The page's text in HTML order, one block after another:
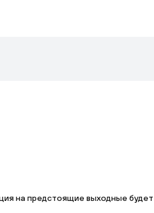
на предстоящие выходные будет